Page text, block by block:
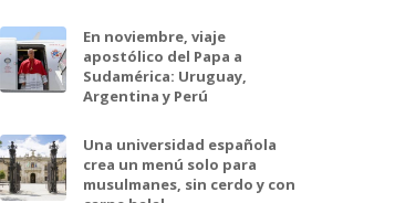
En noviembre, viaje
apostólico del Papa a
Sudamérica: Uruguay,
Argentina y Perú
Una universidad española
crea un menú solo para
musulmanes, sin cerdo y con